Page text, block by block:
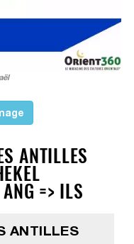
ANTILLES
=> ILS
ANTILLES